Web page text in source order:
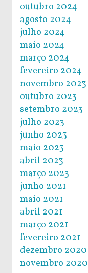
outubro 2024
agosto 2024
julho 2024
maio 2024
março 2024
fevereiro 2024
novembro 2023
outubro 2023
setembro 2023
julho 2023
junho 2023
maio 2023
abril 2023
março 2023
junho 2021
maio 2021
abril 2021
março 2021
fevereiro 2021
dezembro 2020
novembro 2020